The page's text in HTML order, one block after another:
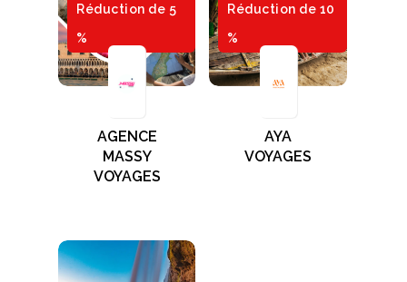
Réduction de 5
%
AGENCE
MASSY
VOYAGES
Réduction de 10
%
AYA
VOYAGES